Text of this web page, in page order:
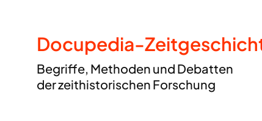
Docupedia-
Begriffe, Methoden und Debatten
der zeithistorischen Forschung